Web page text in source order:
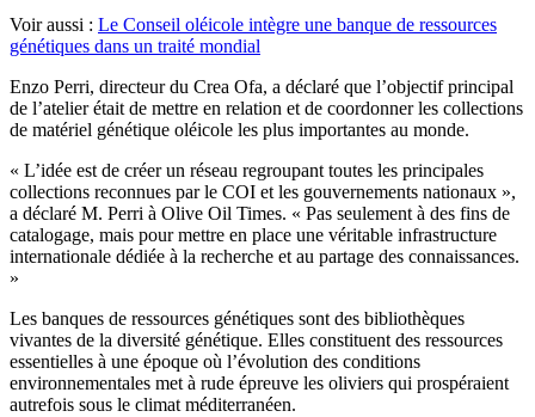
Voir aussi : Le Conseil oléicole intègre une banque de ressources
génétiques dans un traité mondial
Enzo Perri, directeur du Crea Ofa, a déclaré que l’objectif principal
de l’atelier était de mettre en relation et de coordonner les collections
de matériel génétique oléicole les plus importantes au monde.
« L’idée est de créer un réseau regroupant toutes les principales
collections reconnues par le COI et les gouvernements nationaux »,
a déclaré M. Perri à Olive Oil Times. « Pas seulement à des fins de
catalogage, mais pour mettre en place une véritable infrastructure
internationale dédiée à la recherche et au partage des connaissances.
»
Les banques de ressources génétiques sont des bibliothèques
vivantes de la diversité génétique. Elles constituent des ressources
essentielles à une époque où l’évolution des conditions
environnementales met à rude épreuve les oliviers qui prospéraient
autrefois sous le climat méditerranéen.